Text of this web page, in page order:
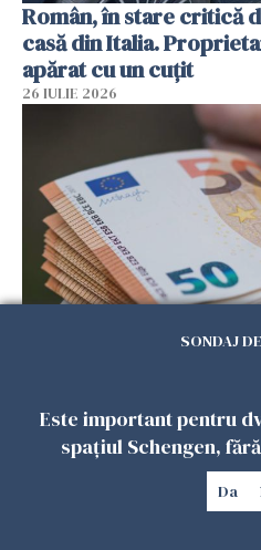
Român, în stare critică
casă din Italia.
apărat cu un cuțit
26 IULIE 2026
ascunși de autorități
26 IULIE 2026
SONDAJ
Este important pentru
spațiul Schengen,
Da